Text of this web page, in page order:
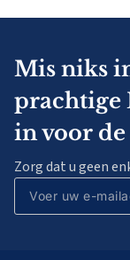
Mis niks
prachtige
in voor
Zorg dat u geen